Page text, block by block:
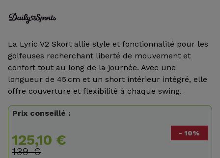
La Lyric V2 Skort allie style et fonctionnalité pour les
golfeuses recherchant liberté de mouvement et
confort tout au long de la journée. Avec une
longueur de 45 cm et un short intérieur intégré, elle
offre couverture et flexibilité à chaque swing.
Prix conseillé :
125,10 €
139 €
- 10%